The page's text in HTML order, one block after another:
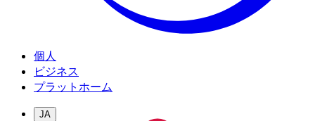
個人
ビジネス
プラットホーム
JA